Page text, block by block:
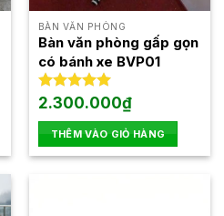
BÀN VĂN PHÒNG
Bàn văn phòng gấp gọn
có bánh xe BVP01
Được xếp
5 sao
2.300.000₫
THÊM VÀO GIỎ HÀNG